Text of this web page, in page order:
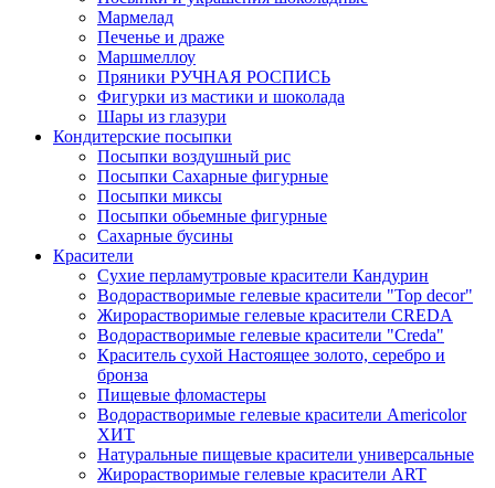
Мармелад
Печенье и драже
Маршмеллоу
Пряники РУЧНАЯ РОСПИСЬ
Фигурки из мастики и шоколада
Шары из глазури
Кондитерские посыпки
Посыпки воздушный рис
Посыпки Сахарные фигурные
Посыпки миксы
Посыпки обьемные фигурные
Сахарные бусины
Красители
Сухие перламутровые красители Кандурин
Водорастворимые гелевые красители "Top decor"
Жирорастворимые гелевые красители CREDA
Водорастворимые гелевые красители "Creda"
Краситель сухой Настоящее золото, серебро и
бронза
Пищевые фломастеры
Водорастворимые гелевые красители Americolor
ХИТ
Натуральные пищевые красители универсальные
Жирорастворимые гелевые красители ART